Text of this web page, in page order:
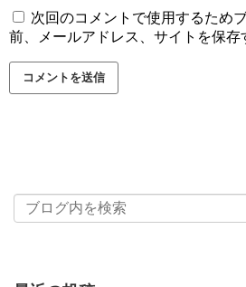
次回のコメントで使用するため
前、メールアドレス、サイトを保存